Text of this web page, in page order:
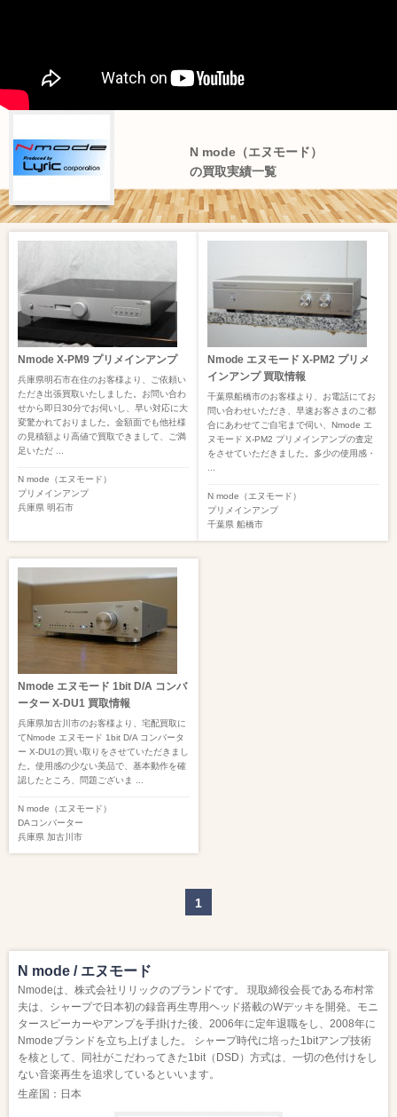
N mode（エヌモード）
の買取実績一覧
Nmode X-PM9 プリメインアンプ
兵庫県明石市在住のお客様より、ご依頼い
ただき出張買取いたしました。お問い合わ
せから即日30分でお伺いし、早い対応に大
変驚かれておりました。金額面でも他社様
の見積額より高値で買取できまして、ご満
足いただ ...
N mode（エヌモード）
プリメインアンプ
兵庫県 明石市
Nmode エヌモード X-PM2 プリメ
インアンプ 買取情報
千葉県船橋市のお客様より、お電話にてお
問い合わせいただき、早速お客さまのご都
合にあわせてご自宅まで伺い、Nmode エ
ヌモード X-PM2 プリメインアンプの査定
をさせていただきました。多少の使用感・
N mode（エヌモード）
プリメインアンプ
千葉県 船橋市
Nmode エヌモード 1bit D/A コンバ
ーター X-DU1 買取情報
兵庫県加古川市のお客様より、宅配買取に
てNmode エヌモード 1bit D/A コンバータ
ー X-DU1の買い取りをさせていただきまし
た。使用感の少ない美品で、基本動作を確
認したところ、問題ございま ...
N mode（エヌモード）
DAコンバーター
兵庫県 加古川市
1
N mode / エヌモード
Nmodeは、株式会社リリックのブランドです。 現取締役会長である布村常
夫は、シャープで日本初の録音再生専用ヘッド搭載のWデッキを開発。モニ
タースピーカーやアンプを手掛けた後、2006年に定年退職をし、2008年に
Nmodeブランドを立ち上げました。 シャープ時代に培った1bitアンプ技術
を核として、同社がこだわってきた1bit（DSD）方式は、一切の色付けをし
ない音楽再生を追求しているといいます。
生産国：日本